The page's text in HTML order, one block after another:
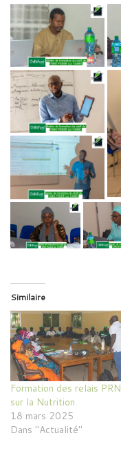
Similaire
Formation des relais PRN
sur la Nutrition
18 mars 2025
Dans "Actualité"